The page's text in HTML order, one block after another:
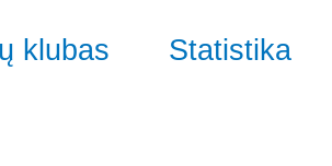
klubas Statistika